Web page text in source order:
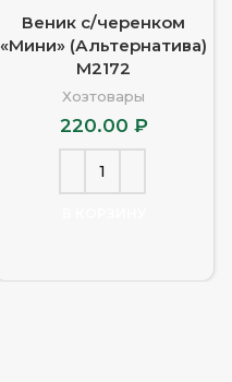
Веник с/черенком
«Мини» (Альтернатива)
М2172
Хозтовары
220.00 ₽